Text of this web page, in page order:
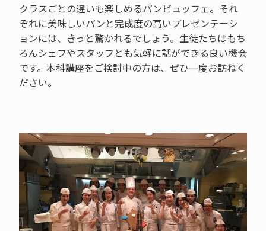
クラスごとの違いも楽しめるパンビュッフェ。それ
ぞれに美味しいパンと完成度の高いプレゼンテーシ
ョンには、きっと驚かれるでしょう。生徒たちはもち
ろんシェフやスタッフとも気軽に話ができる良い機会
です。本科講座をご検討中の方は、ぜひ一度お訪ねく
ださい。